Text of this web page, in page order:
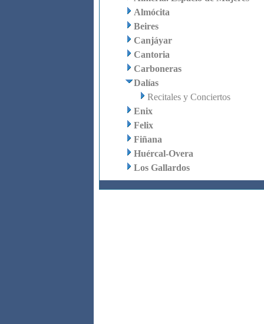
Almócita
Beires
Canjáyar
Cantoria
Carboneras
Dalías
Recitales y Conciertos
Enix
Felix
Fiñana
Huércal-Overa
Los Gallardos